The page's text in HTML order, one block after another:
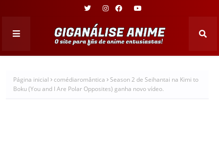
Página inicial comédiaromântica
Season 2 de Seihantai na Kimi to
Boku (You and I Are Polar Opposites) ganha novo vídeo.